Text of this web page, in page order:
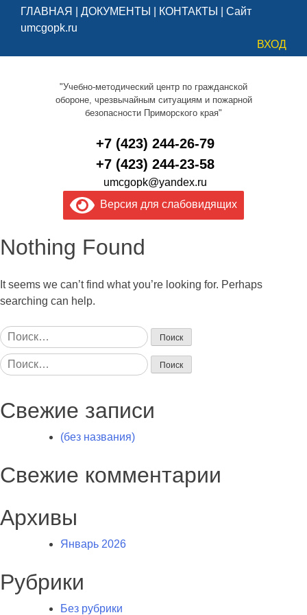
ГЛАВНАЯ ДОКУМЕНТЫ КОНТАКТЫ
Сайт
umcgopk.ru
ВХОД
"Учебно-методический центр по гражданской
обороне, чрезвычайным ситуациям и пожарной
безопасности Приморского края"
+7 (423) 244-26-79
+7 (423) 244-23-58
umcgopk@yandex.ru
Версия для слабовидящих
Nothing Found
It seems we can’t find what you’re looking for. Perhaps
searching can help.
Найти:
Найти:
Свежие записи
(без названия)
Свежие комментарии
Архивы
Январь 2026
Рубрики
Без рубрики